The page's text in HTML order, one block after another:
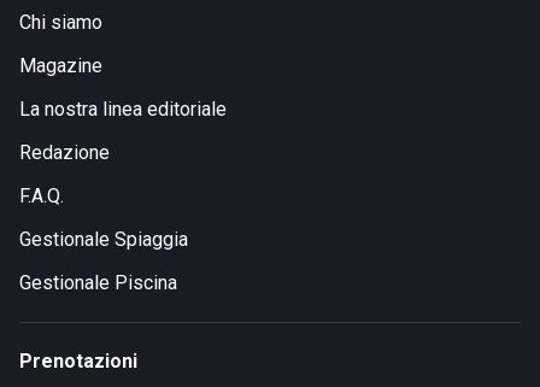
Chi siamo
Magazine
La nostra linea editoriale
Redazione
F.A.Q.
Gestionale Spiaggia
Gestionale Piscina
Prenotazioni